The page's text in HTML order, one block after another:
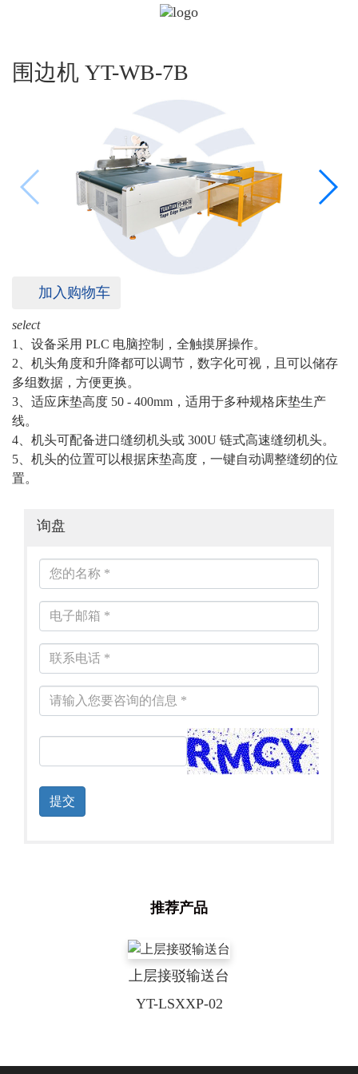
围边机 YT-WB-7B
加入购物车
select
1、设备采用 PLC 电脑控制，全触摸屏操作。
2、机头角度和升降都可以调节，数字化可视，且可以储存
多组数据，方便更换。
3、适应床垫高度 50 - 400mm，适用于多种规格床垫生产
线。
4、机头可配备进口缝纫机头或 300U 链式高速缝纫机头。
5、机头的位置可以根据床垫高度，一键自动调整缝纫的位
置。
询盘
提交
推荐产品
上层接驳输送台
YT-LSXXP-02